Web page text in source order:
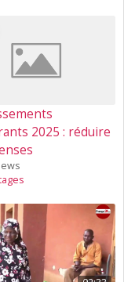
2025 : réduire